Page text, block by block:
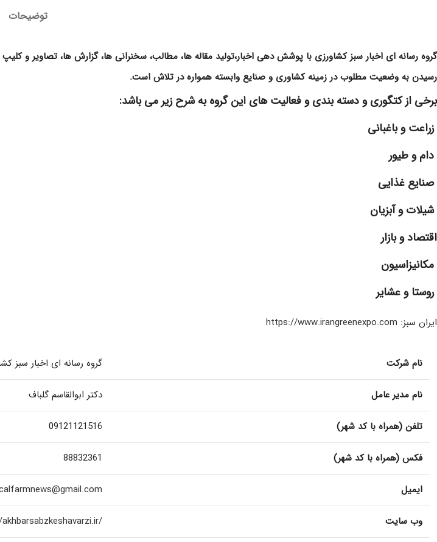
توضیحات
گروه رسانه ای اخبار سبز کشاورزی با پوشش دهی اخبار،تولید مقاله ها، مطالب، سخنرانی ها، گزارش ها، تصاویر
رسیدن به وضعیت مطلوب در زمینه کشاوری و صنایع وابسته همواره در تلاش است.
برخی از کتگوری و دسته بندی و فعالیت های این گروه به شرح زیر می باشد:
زراعت و باغبانی
دام و طیور
صنایع غذایی
شیلات و آبزیان
اقتصاد و بازار
مکانیزاسیون
روستا و عشایر
ایران سبز: https://www.irangreenexpo.com
نام شرکت گروه رسانه ای اخبار سبز
نام مدیر عامل دکتر ابوالقاسم گلباف
تلفن (همراه با کد شهر) 09121121516
فکس (همراه با کد شهر) 88832361
ایمیل
وب سایت /https://akhbarsabzkeshavarzi.ir